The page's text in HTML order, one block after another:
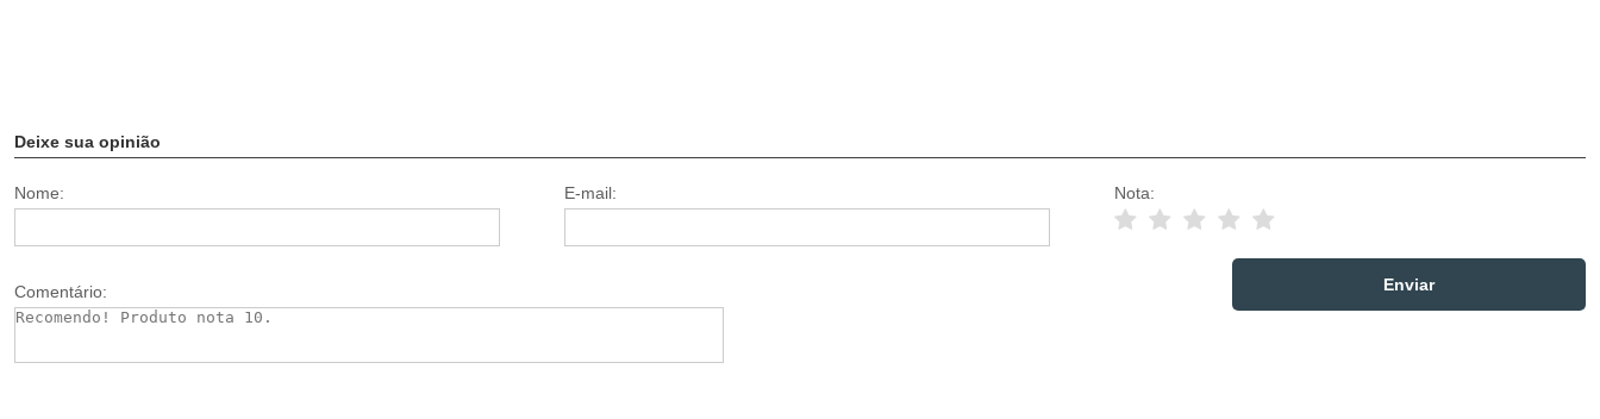
Deixe sua opinião
Nome: E-mail: Nota:
Comentário: